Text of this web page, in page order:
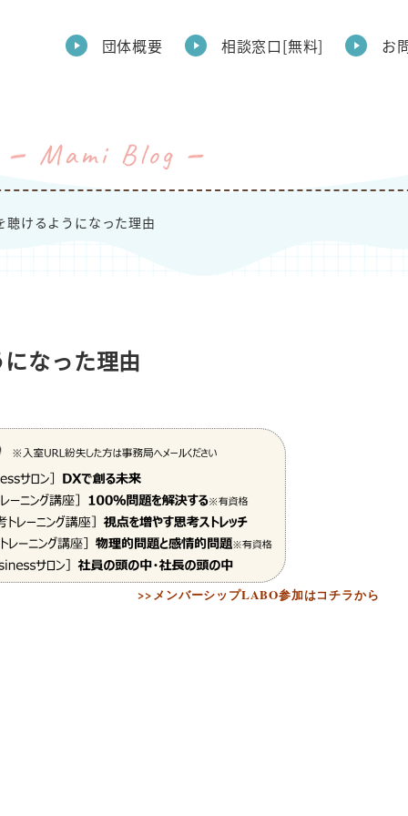
団体概要 相談窓口[無料] お
Mami Blog
聴けるようになった理由
なった理由
>>メンバーシップLABO参加はコチラから